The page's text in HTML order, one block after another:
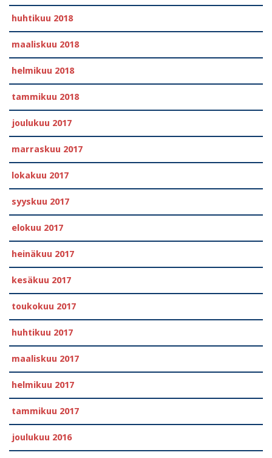
huhtikuu 2018
maaliskuu 2018
helmikuu 2018
tammikuu 2018
joulukuu 2017
marraskuu 2017
lokakuu 2017
syyskuu 2017
elokuu 2017
heinäkuu 2017
kesäkuu 2017
toukokuu 2017
huhtikuu 2017
maaliskuu 2017
helmikuu 2017
tammikuu 2017
joulukuu 2016